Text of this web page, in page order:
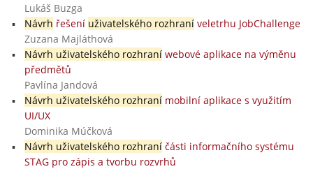
Lukáš Buzga
Návrh řešení uživatelského rozhraníveletrhu JobChallenge
Zuzana Majláthová
Návrh uživatelského rozhraníwebové aplikace na výměnu
předmětů
Pavlína Jandová
Návrh uživatelského rozhranímobilní aplikace s využitím
UI/UX
Dominika Múčková
Návrh uživatelského rozhraníčásti informačního systému
STAG pro zápis a tvorbu rozvrhů